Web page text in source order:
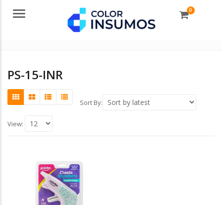
Menu 0
PS-15-INR
Sort By:
View: